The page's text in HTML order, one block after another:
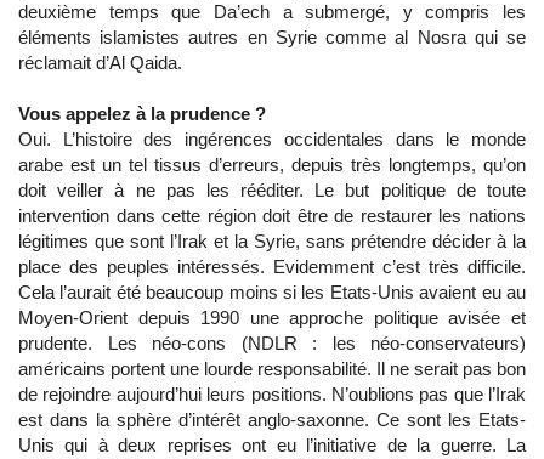
deuxième temps que Da’ech a submergé, y compris les
éléments islamistes autres en Syrie comme al Nosra qui se
réclamait d’Al Qaida.
Vous appelez à la prudence ?
Oui. L’histoire des ingérences occidentales dans le monde
arabe est un tel tissus d’erreurs, depuis très longtemps, qu’on
doit veiller à ne pas les rééditer. Le but politique de toute
intervention dans cette région doit être de restaurer les nations
légitimes que sont l’Irak et la Syrie, sans prétendre décider à la
place des peuples intéressés. Evidemment c’est très difficile.
Cela l’aurait été beaucoup moins si les Etats-Unis avaient eu au
Moyen-Orient depuis 1990 une approche politique avisée et
prudente. Les néo-cons (NDLR : les néo-conservateurs)
américains portent une lourde responsabilité. Il ne serait pas bon
de rejoindre aujourd’hui leurs positions. N’oublions pas que l’Irak
est dans la sphère d’intérêt anglo-saxonne. Ce sont les Etats-
Unis qui à deux reprises ont eu l’initiative de la guerre. La